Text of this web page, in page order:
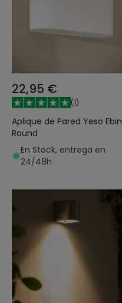
22,95 €
(1)
Aplique de Pared Yeso Ebin
Round
En Stock, entrega en
24/48h